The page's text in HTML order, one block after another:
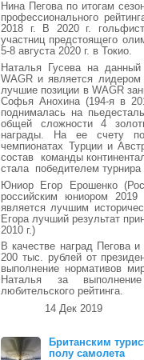
Нина Пегова по итогам
профессионального
2018 г. В 2020 г.
участниц предстоящего
5-8 августа 2020 г. в Токио.
Наталья Гусева на
WAGR и является
лучшие позиции в WAGR
Софья Анохина (194-я в
поднималась на
общей сложности 4
награды. На ее счету
чемпионатах Турции и
состав команды
стала победителем турнира
Юниор Егор Ерошенко
российским юниором
является лучшим
Егора лучший результат
2010 г.)
В качестве наград Пегова
200 тыс. рублей от
выполнение нормативов
Наталья за
любительского рейтинга.
14 Дек 2019
Британским
полу самолета